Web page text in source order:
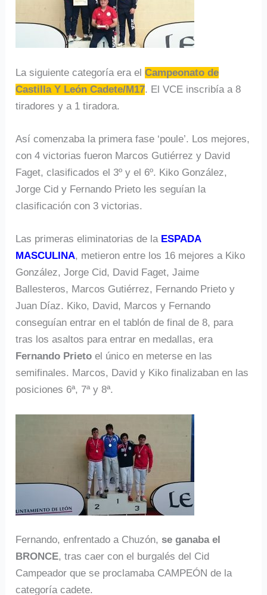
La siguiente categoría era elCampeonato de
Castilla Y León Cadete/M17. El VCE inscribía a 8
tiradores y a 1 tiradora.
Así comenzaba la primera fase ‘poule’. Los mejores,
con 4 victorias fueron Marcos Gutiérrez y David
Faget, clasificados el 3º y el 6º. Kiko González,
Jorge Cid y Fernando Prieto les seguían la
clasificación con 3 victorias.
Las primeras eliminatorias de la ESPADA
MASCULINA, metieron entre los 16 mejores a Kiko
González, Jorge Cid, David Faget, Jaime
Ballesteros, Marcos Gutiérrez, Fernando Prieto y
Juan Díaz. Kiko, David, Marcos y Fernando
conseguían entrar en el tablón de final de 8, para
tras los asaltos para entrar en medallas, era
Fernando Prieto el único en meterse en las
semifinales. Marcos, David y Kiko finalizaban en las
posiciones 6ª, 7ª y 8ª.
Fernando, enfrentado a Chuzón,se ganaba el
BRONCE, tras caer con el burgalés del Cid
Campeador que se proclamaba CAMPEÓN de la
categoría cadete.